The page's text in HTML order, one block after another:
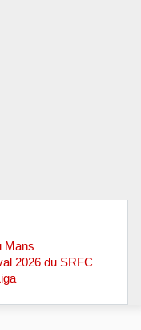
Mans
2026 du SRFC